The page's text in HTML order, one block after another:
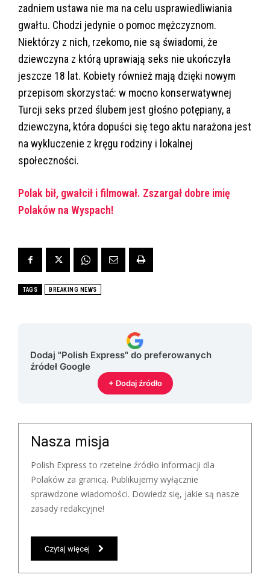
zadniem ustawa nie ma na celu usprawiedliwiania
gwałtu. Chodzi jedynie o pomoc mężczyznom.
Niektórzy z nich, rzekomo, nie są świadomi, że
dziewczyna z którą uprawiają seks nie ukończyła
jeszcze 18 lat. Kobiety również mają dzięki nowym
przepisom skorzystać: w mocno konserwatywnej
Turcji seks przed ślubem jest głośno potępiany, a
dziewczyna, która dopuści się tego aktu narażona jest
na wykluczenie z kręgu rodziny i lokalnej
społeczności.
Polak bił, gwałcił i filmował. Zszargał dobre imię
Polaków na Wyspach!
TAGS BREAKING NEWS
Dodaj "Polish Express" do preferowanych
źródeł Google
+ Dodaj źródło
Nasza misja
Polish Express to rzetelne źródło informacji dla
Polaków za granicą. Publikujemy wyłącznie
sprawdzone wiadomości. Dowiedz się, jakie są nasze
zasady redakcyjne!
Czytaj więcej